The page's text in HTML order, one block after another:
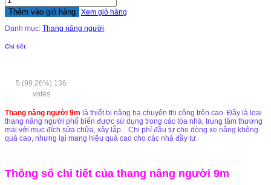
Thêm vào giỏ hàng
Xem giỏ hàng
Danh mục: Thang nâng người.
Chi tiết
5 (99.26%) 136
votes
Thang nâng người 9m là thiết bị nâng hạ chuyên thi công trên cao. Đây là loại
thang nâng người phổ biến được sử dụng trong các tòa nhà, trung tâm thương
mại với mục đích sửa chữa, xây lắp…Chi phí đầu tư cho dòng xe nâng không
quá cao, nhưng lại mang hiệu quả cao cho các nhà đầy tư.
Thông số chi tiết của thang nâng người 9m